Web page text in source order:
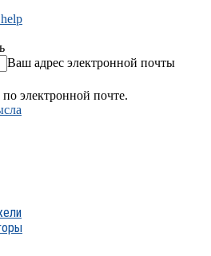
Ваш адрес электронной почты
электронной почте.